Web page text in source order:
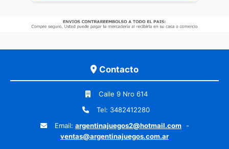
Contacto
Calle 9 Nro 614
Tel: 3482412280
Email: argentinajuegos2@hotmail.com
-
ventas@argentinajuegos.com.ar